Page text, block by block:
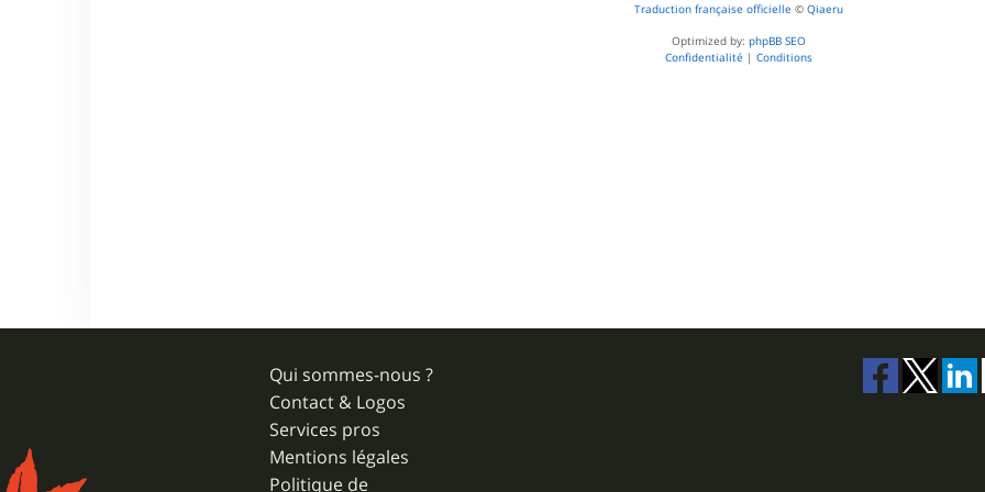
Traduction française officielle © Qiaeru
Optimized by: phpBB SEO
Confidentialité | Conditions
Qui sommes-nous ?
Contact & Logos
Services pros
Mentions légales
Politique de